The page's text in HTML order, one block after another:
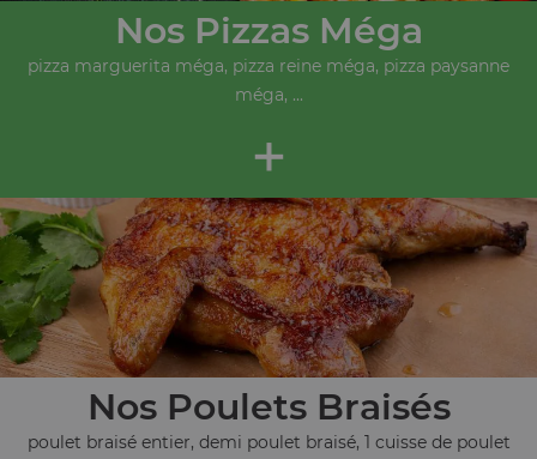
Nos Pizzas Méga
pizza marguerita méga, pizza reine méga, pizza paysanne
méga, ...
+
Nos Poulets Braisés
poulet braisé entier, demi poulet braisé, 1 cuisse de poulet